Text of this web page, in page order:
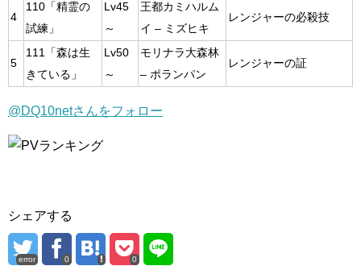
4
110「精霊の
試練」
Lv45
～
王都カミハルム
イ – ミズヒキ
レンジャーの必殺技
5
111「森は生
きている」
Lv50
～
モリナラ大森林
– ポランパン
レンジャーの証
@DQ10netさんをフォロー
シェアする
error 0 0